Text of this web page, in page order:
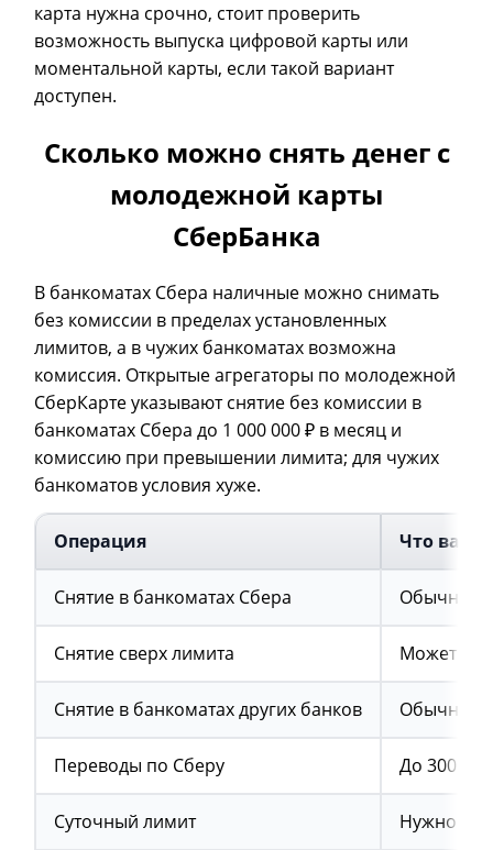
карта нужна срочно, стоит проверить
возможность выпуска цифровой карты или
моментальной карты, если такой вариант
доступен.
Сколько можно снять денег с
молодежной карты
СберБанка
В банкоматах Сбера наличные можно снимать
без комиссии в пределах установленных
лимитов, а в чужих банкоматах возможна
комиссия. Открытые агрегаторы по молодежной
СберКарте указывают снятие без комиссии в
банкоматах Сбера до 1 000 000 ₽ в месяц и
комиссию при превышении лимита; для чужих
банкоматов условия хуже.
Операция Что
Снятие в банкоматах Сбера Обычно
Снятие сверх лимита Может
Снятие в банкоматах других банков Обычно
Переводы по Сберу До 300
Суточный лимит Нужно